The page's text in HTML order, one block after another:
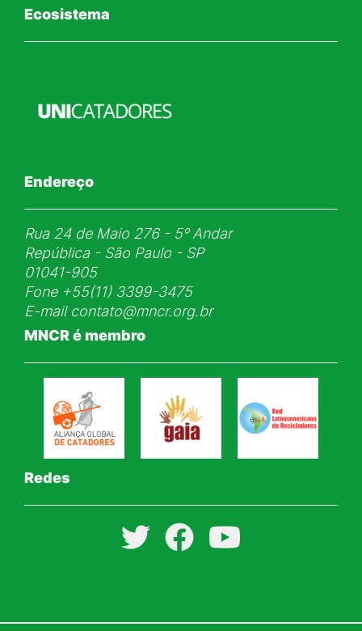
Ecosistema
Endereço
Rua 24 de Maio 276 - 5ᵒ Andar
República - São Paulo - SP
01041-905
Fone+55(11) 3399-3475
E-mail contato@mncr.org.br
MNCR é membro
Redes